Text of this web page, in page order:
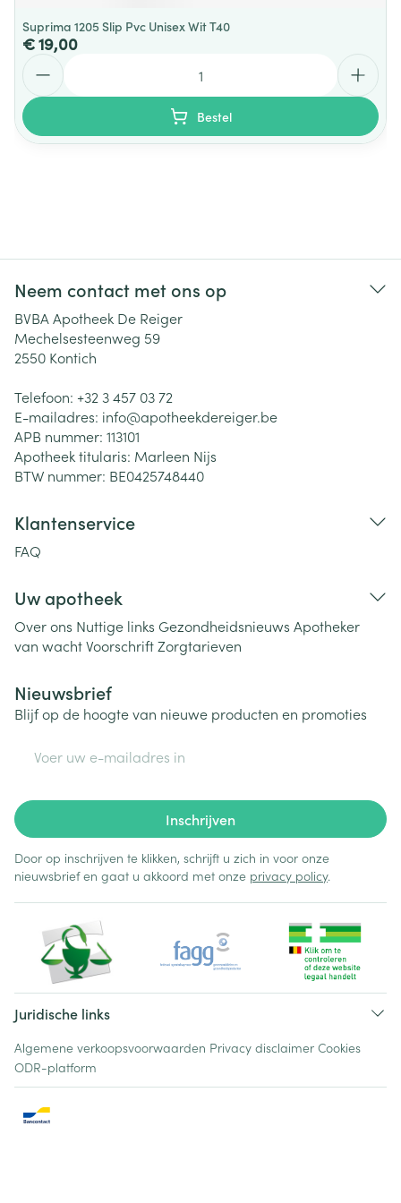
Suprima 1205 Slip Pvc Unisex Wit T40
€ 19,00
Bestel
Neem contact met ons op
BVBA Apotheek De Reiger
Mechelsesteenweg 59
2550 Kontich
Telefoon: +32 3 457 03 72
E-mailadres: info@apotheekdereiger.be
APB nummer: 113101
Apotheek titularis: Marleen Nijs
BTW nummer: BE0425748440
Klantenservice
FAQ
Uw apotheek
Over ons Nuttige links Gezondheidsnieuws Apotheker
van wachtVoorschriftZorgtarieven
Nieuwsbrief
Blijf op de hoogte van nieuwe producten en promoties
Inschrijven
Door op inschrijven te klikken, schrijft u zich in voor onze
nieuwsbrief en gaat u akkoord met onze privacy policy.
Juridische links
Algemene verkoopsvoorwaarden Privacy disclaimer Cookies
ODR-platform